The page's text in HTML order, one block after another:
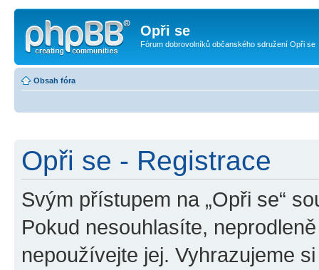
Opři se
Fórum dobrovolníků občanského sdružení Opři se
Obsah fóra
Opři se - Registrace
Svým přístupem na „Opři se“
Pokud nesouhlasíte,
nepoužívejte jej. Vyhrazujeme